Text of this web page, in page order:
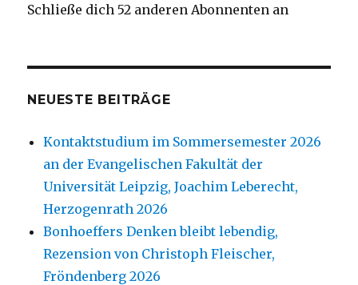
Schließe dich 52 anderen Abonnenten an
NEUESTE BEITRÄGE
Kontaktstudium im Sommersemester 2026
an der Evangelischen Fakultät der
Universität Leipzig, Joachim Leberecht,
Herzogenrath 2026
Bonhoeffers Denken bleibt lebendig,
Rezension von Christoph Fleischer,
Fröndenberg 2026